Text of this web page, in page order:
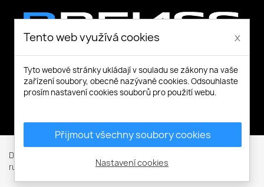
Domů
rukavice
PUGNAX RED rukavice celokožené
Tento web využívá cookies x
Tyto webové stránky ukládají v souladu se zákony na vaše
zařízení soubory, obecně nazývané cookies. Odsouhlaste
prosím nastavení cookies souborů pro použití webu.
Přijmout všechny soubory cookies
Nastavení cookies